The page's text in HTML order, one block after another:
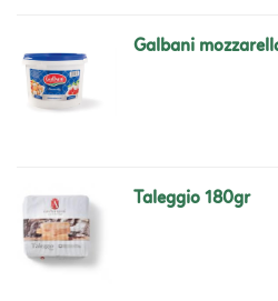
galbani
taleggio 180gr